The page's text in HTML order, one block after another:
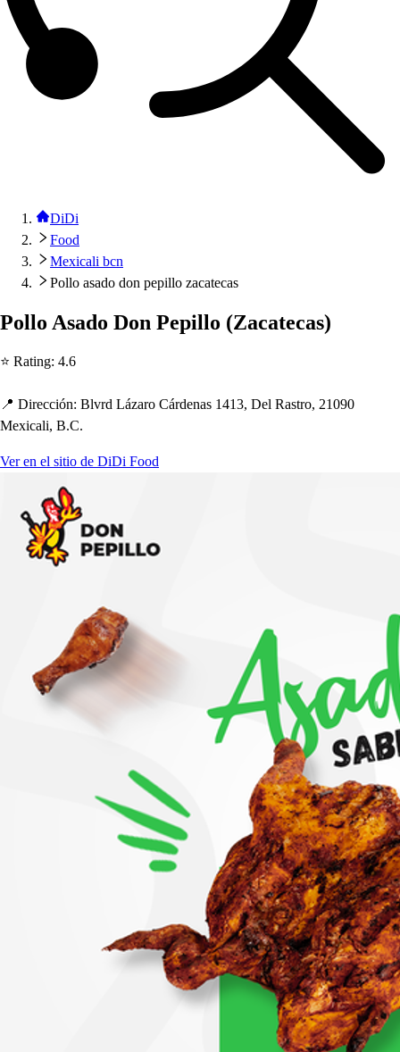
DiDi
Food
Mexicali bcn
Pollo asado don pepillo zacatecas
Pollo Asado Don Pepillo (Zacatecas)
⭐ Rating: 4.6
📍 Dirección: Blvrd Lázaro Cárdenas 1413, Del Rastro, 21090
Mexicali, B.C.
Ver en el sitio de DiDi Food